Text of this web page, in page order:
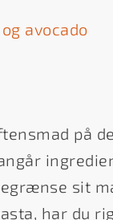
avocado
på
sit
har du